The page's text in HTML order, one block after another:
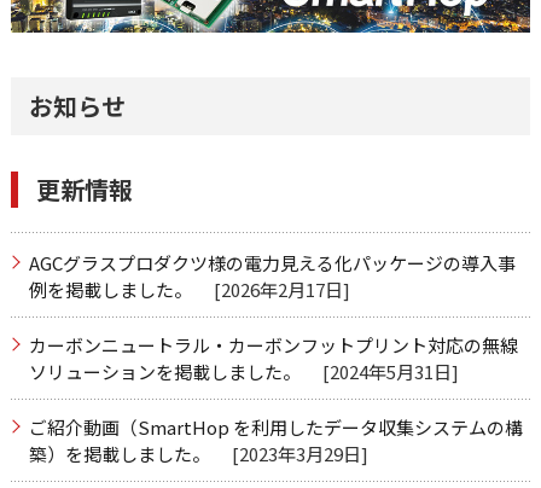
お知らせ
更新情報
AGCグラスプロダクツ様の電力見える化パッケージの導入事
例を掲載しました。
[2026年2月17日]
カーボンニュートラル・カーボンフットプリント対応の無線
ソリューションを掲載しました。
[2024年5月31日]
ご紹介動画（SmartHop を利用したデータ収集システムの構
築）を掲載しました。
[2023年3月29日]